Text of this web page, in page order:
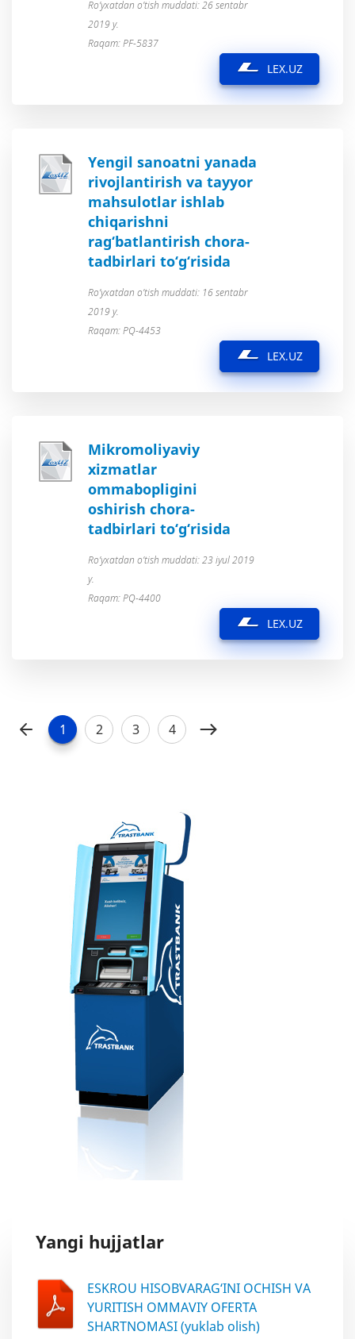
Ro’yxatdan o’tish muddati: 26 sentabr
2019 y.
Raqam: PF-5837
LEX.UZ
Yengil sanoatni yanada
rivojlantirish va tayyor
mahsulotlar ishlab
chiqarishni
rag‘batlantirish chora-
tadbirlari to‘g‘risida
Ro’yxatdan o’tish muddati: 16 sentabr
2019 y.
Raqam: PQ-4453
LEX.UZ
Mikromoliyaviy
xizmatlar
ommabopligini
oshirish chora-
tadbirlari to‘g‘risida
Ro’yxatdan o’tish muddati: 23 iyul 2019
y.
Raqam: PQ-4400
LEX.UZ
1 2 3 4
Yangi hujjatlar
ESKROU HISOBVARAG‘INI OCHISH VA
YURITISH OMMAVIY OFERTA
SHARTNOMASI (yuklab olish)